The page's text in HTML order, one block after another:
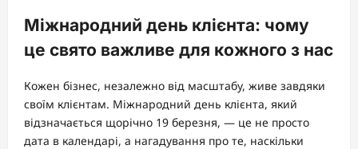
Міжнародний день клієнта: чому
це свято важливе для кожного з нас
Кожен бізнес, незалежно від масштабу, живе завдяки
своїм клієнтам. Міжнародний день клієнта, який
відзначається щорічно 19 березня, — це не просто
дата в календарі, а нагадування про те, наскільки